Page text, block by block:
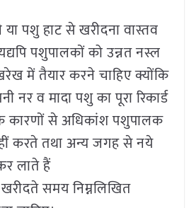
पशु हाट से खरीदना वास्तव
पशुपालकों को उन्नत नस्ल
में तैयार करने चाहिए क्योंकि
व मादा पशु का पूरा रिकार्ड
कारणों से अधिकांश पशुपालक
करते तथा अन्य जगह से नये
लाते हैं
समय निम्नलिखित